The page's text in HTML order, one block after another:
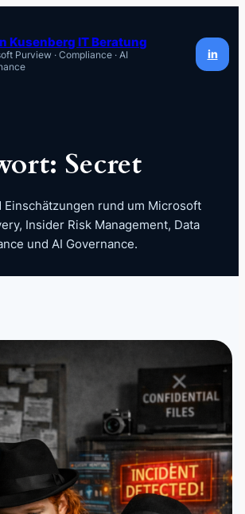
Kusenberg IT Beratung
Purview · Compliance · AI
in
Secret
Einschätzungen rund um Microsoft
Insider Risk Management, Data
und AI Governance.